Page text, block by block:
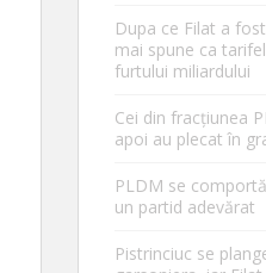
Dupa ce Filat a
mai spune ca
furtului miliardului
Cei din fracțiunea
apoi au plecat în
PLDM se
un partid adevărat
Pistrinciuc se